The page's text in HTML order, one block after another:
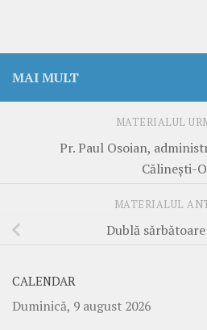
MAI MULT
MATERIALUL
Pr. Paul Osoian,
Călinești-
MATERIALUL
Dublă
CALENDAR
Duminică, 9 august 2026